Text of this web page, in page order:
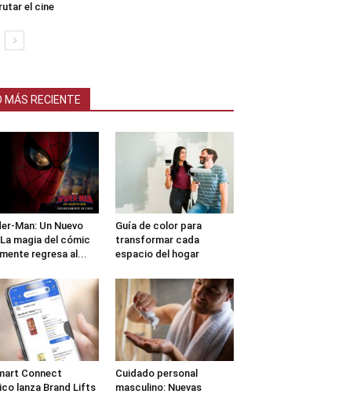
el cine
MÁS RECIENTE
Man: Un Nuevo
magia del cómic
regresa al...
Guía de color para
transformar cada
espacio del hogar
Connect
lanza Brand Lifts
Cuidado personal
masculino: Nuevas